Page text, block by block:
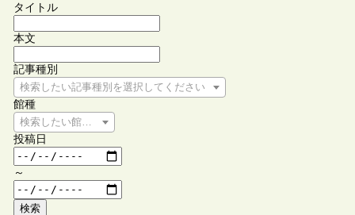
タイトル
本文
記事種別
検索したい記事種別を選択してください
館種
検索したい館種を選択してください
投稿日
～
検索